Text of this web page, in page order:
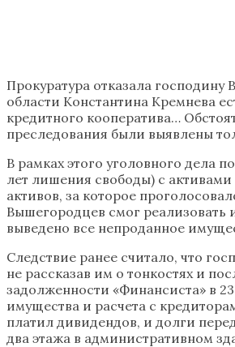
Прокуратура отказала
области Константина Кремнева
кредитного кооператива…
преследования были выявлены
В рамках этого уголовного дела
лет лишения свободы) с
активов, за которое
Вышегородцев смог реализовать
выведено все непроданное
Следствие ранее считало, что
не рассказав им о тонкостях и
задолженности «Финансиста» в
имущества и расчета с
платил дивидендов, и долги
два этажа в административном